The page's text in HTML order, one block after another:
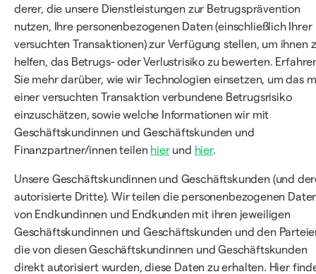
derer, die unsere Dienstleistungen zur Betrugsprävention
nutzen, Ihre personenbezogenen Daten (einschließlich Ihrer
versuchten Transaktionen) zur Verfügung stellen, um ihnen
helfen, das Betrugs- oder Verlustrisiko zu bewerten.
Sie mehr darüber, wie wir Technologien einsetzen, um das
einer versuchten Transaktion verbundene Betrugsrisiko
einzuschätzen, sowie welche Informationen wir mit
Geschäftskundinnen und Geschäftskunden und
Finanzpartner/innen teilen hierund hier.
Unsere Geschäftskundinnen und Geschäftskunden (und
autorisierte Dritte). Wir teilen die personenbezogenen
von Endkundinnen und Endkunden mit ihren jeweiligen
Geschäftskundinnen und Geschäftskunden und den
die von diesen Geschäftskundinnen und Geschäftskunden
direkt autorisiert wurden, diese Daten zu erhalten. Hier